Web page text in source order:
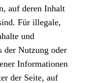
auf deren Inhalt
Für illegale,
und
der Nutzung oder
Informationen
der Seite, auf